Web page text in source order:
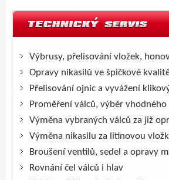
Výbrusy, přelisování vložek,
Opravy nikasilů ve špičkové
Přelisování ojnic a vyvážení
Proměření válců, výběr
Výměna vybraných válců za již
Výměna nikasilu za litinovou
Broušení ventilů, sedel a opravy
Rovnání čel válců i hlav